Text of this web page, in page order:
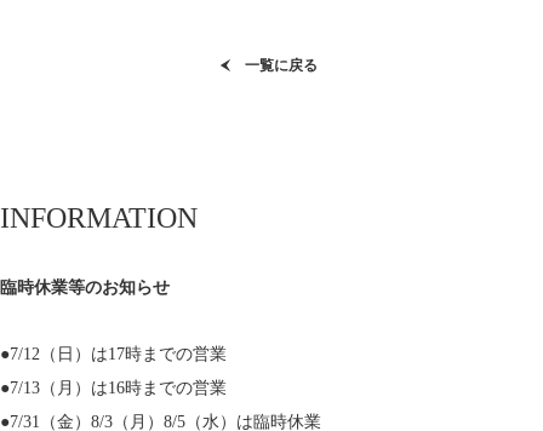
一覧に戻る
INFORMATION
臨時休業等のお知らせ
●7/12（日）は17時までの営業
●7/13（月）は16時までの営業
●7/31（金）8/3（月）8/5（水）は臨時休業